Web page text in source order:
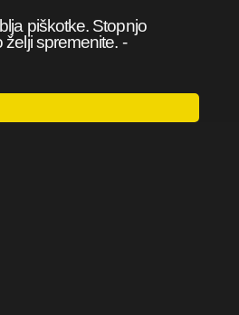
piškotke. Stopnjo
spremenite. -